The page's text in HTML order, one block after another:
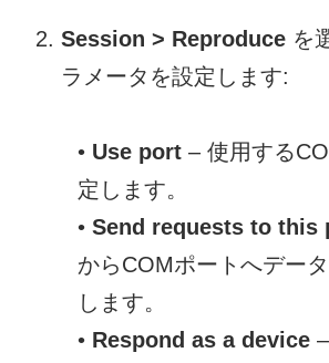
Session > Reproduce を
ラメータを設定します:
• Use port – 使用する
定します。
• Send requests to this
からCOMポートへデー
します。
• Respond as a device